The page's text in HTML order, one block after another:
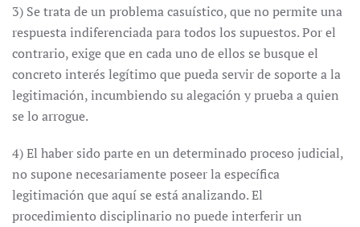
3) Se trata de un problema casuístico, que no permite una
respuesta indiferenciada para todos los supuestos. Por el
contrario, exige que en cada uno de ellos se busque el
concreto interés legítimo que pueda servir de soporte a la
legitimación, incumbiendo su alegación y prueba a quien
se lo arrogue.
4) El haber sido parte en un determinado proceso judicial,
no supone necesariamente poseer la específica
legitimación que aquí se está analizando. El
procedimiento disciplinario no puede interferir un